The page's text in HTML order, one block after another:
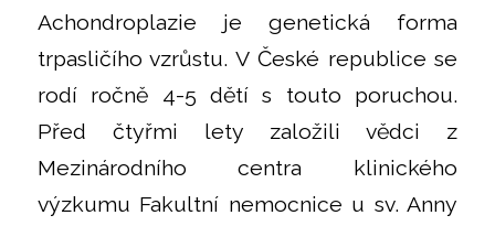
Achondroplazie je genetická forma
trpasličího vzrůstu. V České republice se
rodí ročně 4-5 dětí s touto poruchou.
Před čtyřmi lety založili vědci z
Mezinárodního centra klinického
výzkumu Fakultní nemocnice u sv. Anny